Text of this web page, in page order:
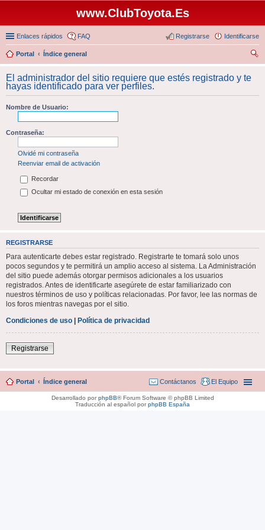
www.ClubToyota.Es
Enlaces rápidos FAQ Identificarse
Registrarse
Portal
Índice general
car
El administrador del sitio requiere que estés registrado y te
hayas identificado para ver perfiles.
Nombre de Usuario:
Contraseña:
Olvidé mi contraseña
Reenviar email de activación
Recordar
Ocultar mi estado de conexión en esta sesión
REGISTRARSE
Para autenticarte debes estar registrado. Registrarte te tomará solo unos
pocos segundos y te permitirá un amplio acceso al sistema. La Administración
del sitio puede además otorgar permisos adicionales a los usuarios
registrados. Antes de identificarte asegúrete de estar familiarizado con
nuestros términos de uso y políticas relacionadas. Por favor, lee las normas de
los foros mientras navegas por el sitio.
Condiciones de uso | Política de privacidad
Registrarse
Portal Índice general El Equipo
Contáctanos
Desarrollado porphpBB® Forum Software © phpBB Limited
Traducción al español porphpBB España